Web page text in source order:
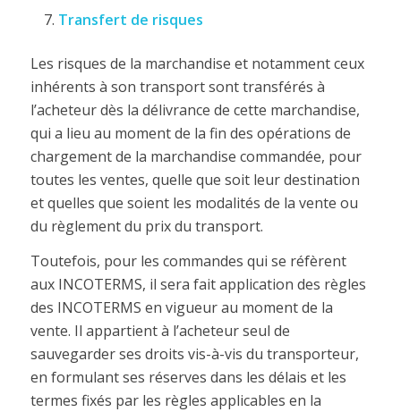
Transfert de risques
Les risques de la marchandise et notamment ceux
inhérents à son transport sont transférés à
l’acheteur dès la délivrance de cette marchandise,
qui a lieu au moment de la fin des opérations de
chargement de la marchandise commandée, pour
toutes les ventes, quelle que soit leur destination
et quelles que soient les modalités de la vente ou
du règlement du prix du transport.
Toutefois, pour les commandes qui se réfèrent
aux INCOTERMS, il sera fait application des règles
des INCOTERMS en vigueur au moment de la
vente. Il appartient à l’acheteur seul de
sauvegarder ses droits vis-à-vis du transporteur,
en formulant ses réserves dans les délais et les
termes fixés par les règles applicables en la